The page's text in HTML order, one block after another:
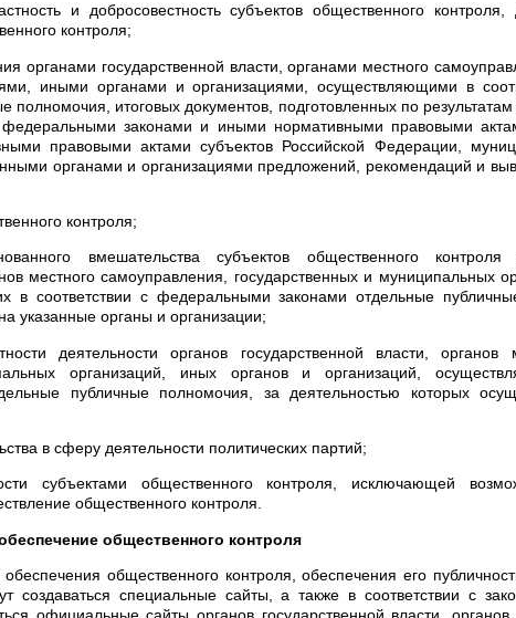
и добросовестность субъектов общественного контроля,
контроля;
органами государственной власти, органами местного
иными органами и организациями, осуществляющими в
полномочия, итоговых документов, подготовленных по
федеральными законами и иными нормативными правовыми
правовыми актами субъектов Российской Федерации,
органами и организациями предложений, рекомендаций и
контроля;
вмешательства субъектов общественного
местного самоуправления, государственных и муниципальных
в соответствии с федеральными законами отдельные
указанные органы и организации;
деятельности органов государственной власти, органов
организаций, иных органов и организаций,
публичные полномочия, за деятельностью которых
в сферу деятельности политических партий;
субъектами общественного контроля, исключающей
общественного контроля.
общественного контроля
общественного контроля, обеспечения его
создаваться специальные сайты, а также в соответствии с